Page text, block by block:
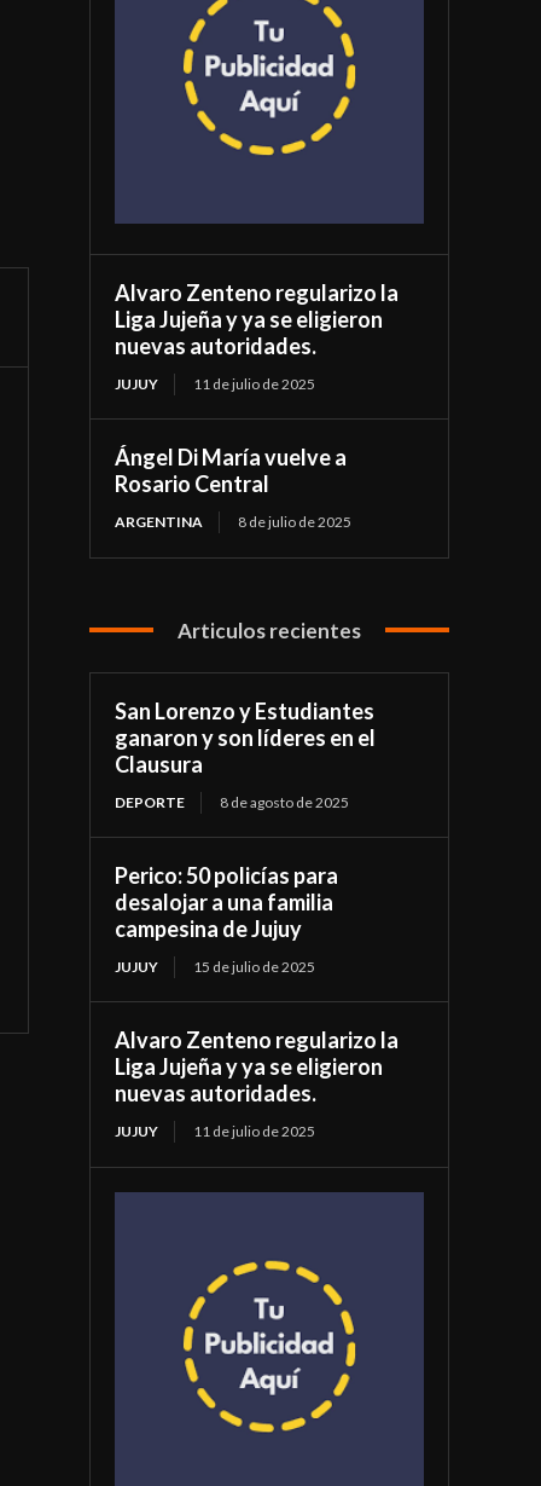
Alvaro Zenteno regularizo la
Liga Jujeña y ya se eligieron
nuevas autoridades.
JUJUY 11 de julio de 2025
Ángel Di María vuelve a
Rosario Central
ARGENTINA 8 de julio de 2025
Articulos recientes
San Lorenzo y Estudiantes
ganaron y son líderes en el
Clausura
DEPORTE 8 de agosto de 2025
Perico: 50 policías para
desalojar a una familia
campesina de Jujuy
JUJUY 15 de julio de 2025
Alvaro Zenteno regularizo la
Liga Jujeña y ya se eligieron
nuevas autoridades.
JUJUY 11 de julio de 2025